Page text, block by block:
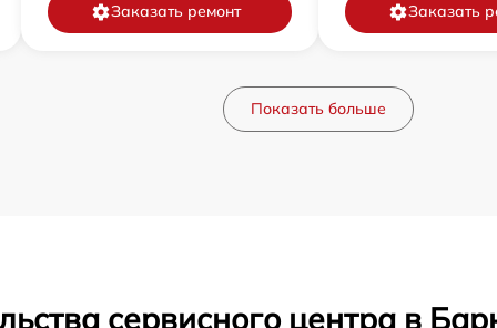
Заказать ремонт Заказать
Показать больше
сервисного центра в